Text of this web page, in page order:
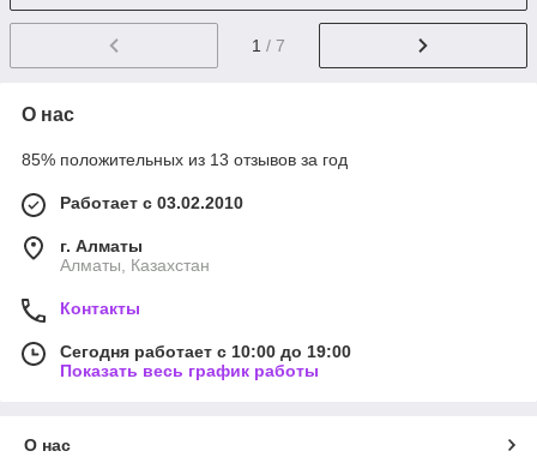
1 / 7
О нас
85% положительных из 13 отзывов за год
Работает с 03.02.2010
г. Алматы
Алматы, Казахстан
Контакты
Сегодня работает с 10:00 до 19:00
Показать весь график работы
О нас